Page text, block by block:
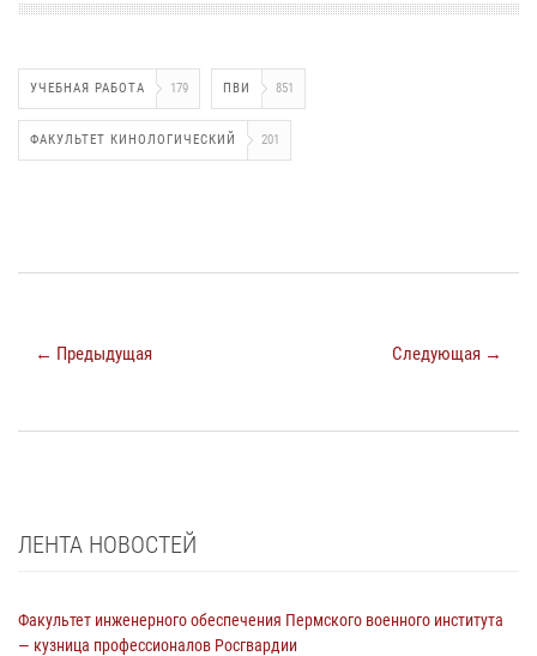
УЧЕБНАЯ РАБОТА 179 ПВИ 851
ФАКУЛЬТЕТ КИНОЛОГИЧЕСКИЙ 201
← Предыдущая Следующая →
ЛЕНТА НОВОСТЕЙ
Факультет инженерного обеспечения Пермского военного института
— кузница профессионалов Росгвардии